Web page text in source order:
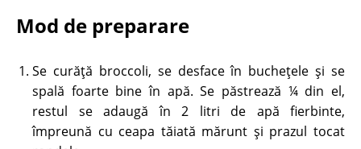
Mod de preparare
Se curăţă broccoli, se desface în buchețele şi se
spală foarte bine în apă. Se păstrează ¼ din el,
restul se adaugă în 2 litri de apă fierbinte,
împreună cu ceapa tăiată mărunt şi prazul tocat